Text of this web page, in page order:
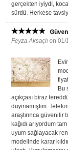
gerçekten iyiydi,
sürdü. Herkese
Feyza Aksaçlı on 01/
Bu
açıkçası biraz
duymamıştım.
araştırınca güvenilir
kağıdı arıyordum
uyum sağlayacak
modelinde karar